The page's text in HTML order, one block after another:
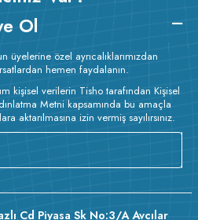
Ol
üyelerine özel ayrıcalıklarımızdan
hemen faydalanın.
kişisel verilerin Tisho tarafından Kişisel
Metni kapsamında bu amaçla
aktarılmasına izin vermiş sayılırsınız.
Cd Piyasa Sk No:3/A Avcılar